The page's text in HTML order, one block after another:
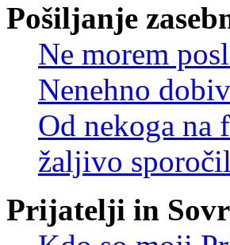
Pošiljanje
Ne morem
Nenehno
Od nekoga na
žaljivo
Prijatelji in